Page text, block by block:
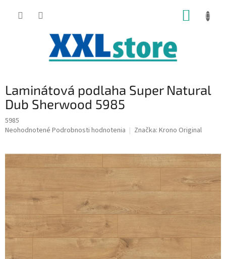
Laminátová podlaha Super Natural
Dub Sherwood 5985
5985
Priemerné
je
0,0
hviezdičiek.
Neohodnotené Podrobnosti hodnotenia Značka: Krono Original